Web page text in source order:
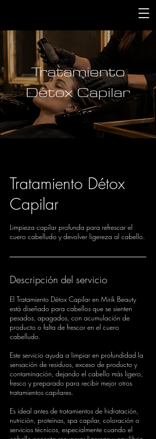
Tratamiento
Détox Capilar
Tratamiento Détox
Capilar
Limpieza capilar profunda para refrescar el
cuero cabelludo y devolver ligereza al cabello.
Descripción del servicio
El Tratamiento Détox Capilar en Mirik Beauty
está diseñado para cabellos que se sienten
pesados, apagados, con acumulación de
producto o falta de frescor en el cuero
cabelludo.
Este servicio ayuda a limpiar en profundidad la
sensación de residuos, exceso de producto y
contaminación, dejando el cabello más ligero,
fresco y preparado para recibir mejor otros
tratamientos capilares.
Es ideal antes de tratamientos de hidratación,
nutrición, proteínas, spa capilar, coloración o
servicios técnicos, especialmente cuando el